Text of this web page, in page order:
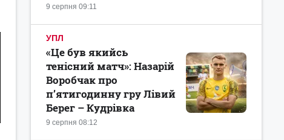
9 серпня 09:11
УПЛ
9 серпня 08:12
«Це був якийсь
тенісний матч»: Назарій
Воробчак про
п’ятигодинну гру Лівий
Берег – Кудрівка